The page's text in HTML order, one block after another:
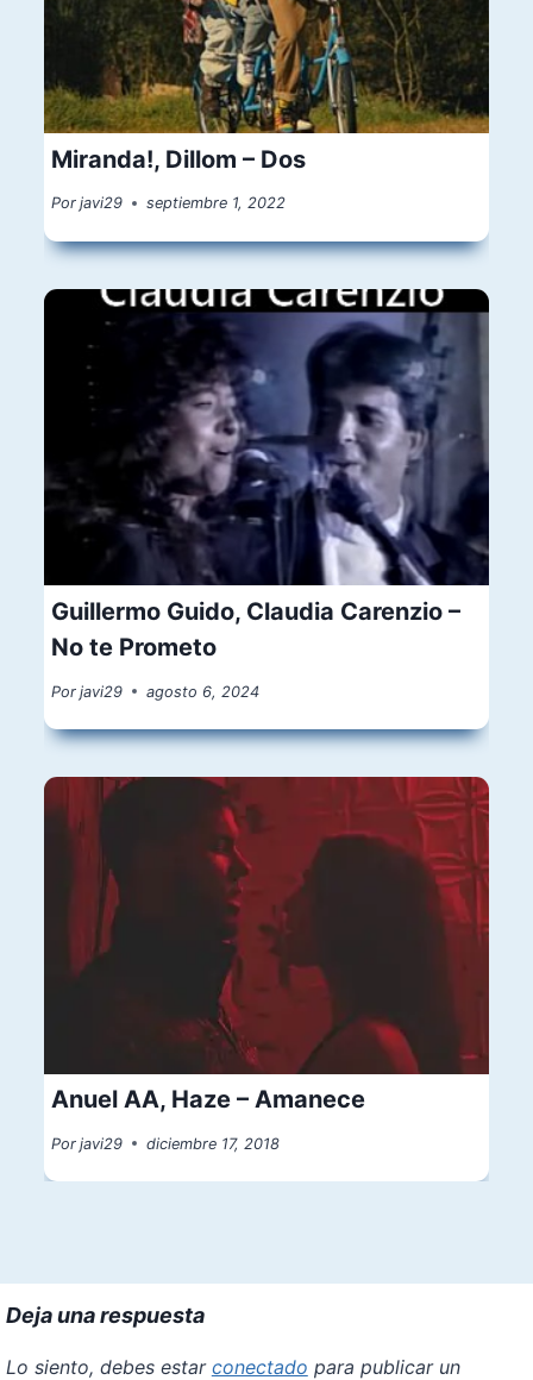
Miranda!, Dillom – Dos
Por javi29 septiembre 1, 2022
Guillermo Guido, Claudia Carenzio –
No te Prometo
Por javi29 agosto 6, 2024
Anuel AA, Haze – Amanece
Por javi29 diciembre 17, 2018
Deja una respuesta
Lo siento, debes estar conectado para publicar un